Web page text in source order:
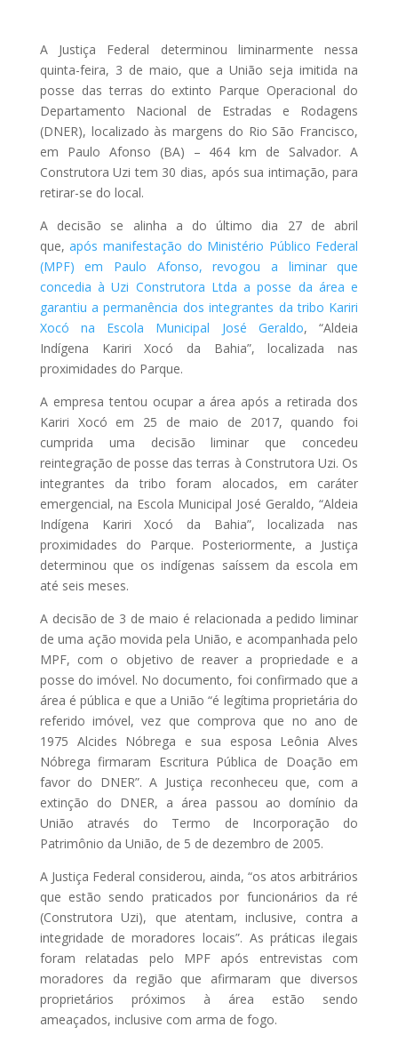
A Justiça Federal determinou liminarmente nessa
quinta-feira, 3 de maio, que a União seja imitida na
posse das terras do extinto Parque Operacional do
Departamento Nacional de Estradas e Rodagens
(DNER), localizado às margens do Rio São Francisco,
em Paulo Afonso (BA) – 464 km de Salvador. A
Construtora Uzi tem 30 dias, após sua intimação, para
retirar-se do local.
A decisão se alinha a do último dia 27 de abril
que,após manifestação do Ministério Público Federal
(MPF) em Paulo Afonso, revogou a liminar que
concedia à Uzi Construtora Ltda a posse da área e
garantiu a permanência dos integrantes da tribo Kariri
Xocó na Escola Municipal José Geraldo, “Aldeia
Indígena Kariri Xocó da Bahia”, localizada nas
proximidades do Parque.
A empresa tentou ocupar a área após a retirada dos
Kariri Xocó em 25 de maio de 2017, quando foi
cumprida uma decisão liminar que concedeu
reintegração de posse das terras à Construtora Uzi. Os
integrantes da tribo foram alocados, em caráter
emergencial, na Escola Municipal José Geraldo, “Aldeia
Indígena Kariri Xocó da Bahia”, localizada nas
proximidades do Parque. Posteriormente, a Justiça
determinou que os indígenas saíssem da escola em
até seis meses.
A decisão de 3 de maio é relacionada a pedido liminar
de uma ação movida pela União, e acompanhada pelo
MPF, com o objetivo de reaver a propriedade e a
posse do imóvel. No documento, foi confirmado que a
área é pública e que a União “é legítima proprietária do
referido imóvel, vez que comprova que no ano de
1975 Alcides Nóbrega e sua esposa Leônia Alves
Nóbrega firmaram Escritura Pública de Doação em
favor do DNER”. A Justiça reconheceu que, com a
extinção do DNER, a área passou ao domínio da
União através do Termo de Incorporação do
Patrimônio da União, de 5 de dezembro de 2005.
A Justiça Federal considerou, ainda, “os atos arbitrários
que estão sendo praticados por funcionários da ré
(Construtora Uzi), que atentam, inclusive, contra a
integridade de moradores locais”. As práticas ilegais
foram relatadas pelo MPF após entrevistas com
moradores da região que afirmaram que diversos
proprietários próximos à área estão sendo
ameaçados, inclusive com arma de fogo.